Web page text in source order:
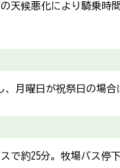
天候悪化により騎乗時
、月曜日が祝祭日の場合
で約25分。牧場バス停下